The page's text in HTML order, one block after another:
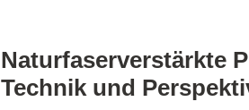
Naturfaserverstärkte
Technik und